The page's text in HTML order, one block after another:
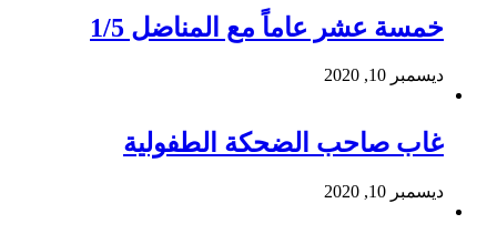
خمسة عشر عاماً مع المناضل 1/5
ديسمبر 10, 2020
غاب صاحب الضحكة الطفولية
ديسمبر 10, 2020